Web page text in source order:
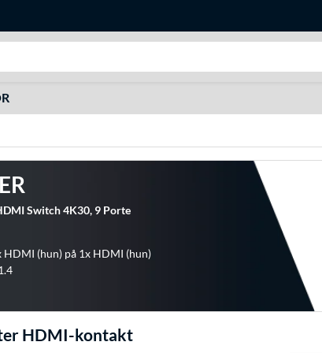
Switch 4K30, 9 Porte
HDMI (hun) på 1x HDMI (hun)
HDMI-kontakt